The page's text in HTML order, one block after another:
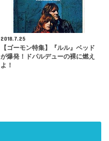
2018.7.25
【ゴーモン特集】『ルル』ベッド
が爆発！ドパルデューの裸に燃え
よ！